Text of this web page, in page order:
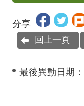
分享
回上一頁
最後異動日期：